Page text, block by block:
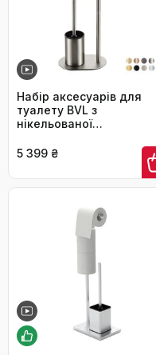
Набір аксесуарів для
туалету BVL з
нікельованої
тримач для туалетного
паперу та ергономічна
щітка для унітаза,
матовий нікель
5 399 ₴